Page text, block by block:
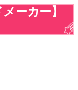
ーカー】